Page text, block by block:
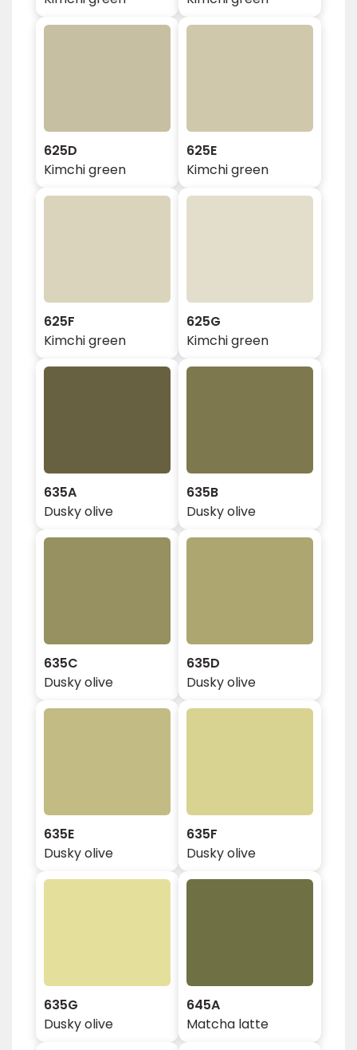
625D
Kimchi green
625E
Kimchi green
625F
Kimchi green
625G
Kimchi green
635A
Dusky olive
635B
Dusky olive
635C
Dusky olive
635D
Dusky olive
635E
Dusky olive
635F
Dusky olive
635G
Dusky olive
645A
Matcha latte